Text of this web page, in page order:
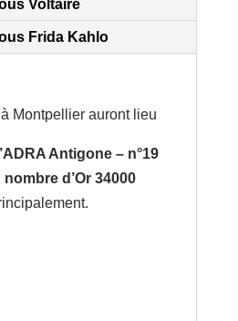
Voltaire
Frida Kahlo
Montpellier auront lieu
Antigone – n°19
d’Or 34000